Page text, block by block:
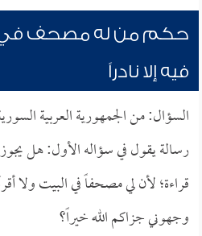
حكم من له مصحف في
فيه إلا نادراً
السؤال: من الجمهورية العربية
رسالة يقول في سؤاله الأول: هل
قراءة؛ لأن لي مصحفاً في البيت ولا
وجهوني جزاكم الله خيراً؟